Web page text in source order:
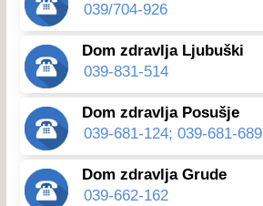
039/704-926
Dom zdravlja Ljubuški
039-831-514
Dom zdravlja Posušje
039-681-124; 039-681-689
Dom zdravlja Grude
039-662-162